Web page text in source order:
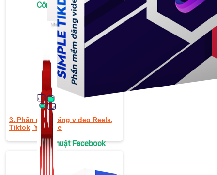
Công Cụ Marketing
1,066 bài viết
Thủ Thuật Facebook
3. Phần mềm đăng video Reels,
Tiktok, Youtube